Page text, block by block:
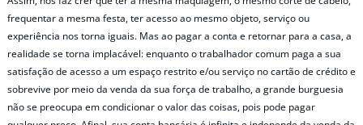
frequentar a mesma festa, ter acesso ao mesmo objeto, serviço ou
experiência nos torna iguais. Mas ao pagar a conta e retornar para a casa, a
realidade se torna implacável: enquanto o trabalhador comum paga a sua
satisfação de acesso a um espaço restrito e/ou serviço no cartão de crédito e
sobrevive por meio da venda da sua força de trabalho, a grande burguesia
não se preocupa em condicionar o valor das coisas, pois pode pagar